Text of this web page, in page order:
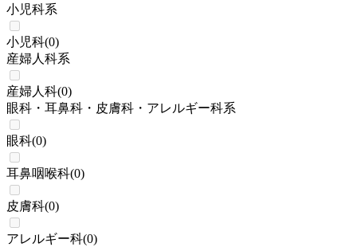
小児科系
小児科(0)
産婦人科系
産婦人科(0)
眼科・耳鼻科・皮膚科・アレルギー科系
眼科(0)
耳鼻咽喉科(0)
皮膚科(0)
アレルギー科(0)